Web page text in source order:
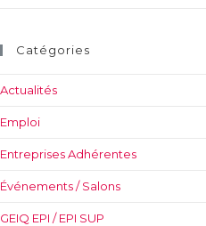
Catégories
Actualités
Emploi
Entreprises Adhérentes
Événements / Salons
GEIQ EPI / EPI SUP